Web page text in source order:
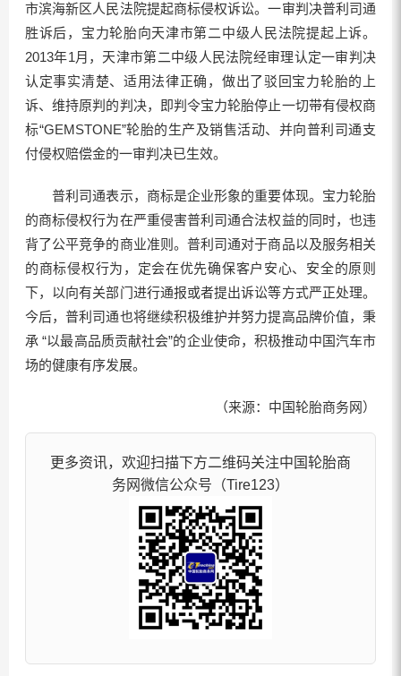
市滨海新区人民法院提起商标侵权诉讼。一审判决普利司通
胜诉后，宝力轮胎向天津市第二中级人民法院提起上诉。
2013年1月，天津市第二中级人民法院经审理认定一审判决
认定事实清楚、适用法律正确，做出了驳回宝力轮胎的上
诉、维持原判的判决，即判令宝力轮胎停止一切带有侵权商
标“GEMSTONE”轮胎的生产及销售活动、并向普利司通支
付侵权赔偿金的一审判决已生效。
普利司通表示，商标是企业形象的重要体现。宝力轮胎
的商标侵权行为在严重侵害普利司通合法权益的同时，也违
背了公平竞争的商业准则。普利司通对于商品以及服务相关
的商标侵权行为，定会在优先确保客户安心、安全的原则
下，以向有关部门进行通报或者提出诉讼等方式严正处理。
今后，普利司通也将继续积极维护并努力提高品牌价值，秉
承 “以最高品质贡献社会”的企业使命，积极推动中国汽车市
场的健康有序发展。
（来源：中国轮胎商务网）
更多资讯，欢迎扫描下方二维码关注中国轮胎商
务网微信公众号（Tire123）